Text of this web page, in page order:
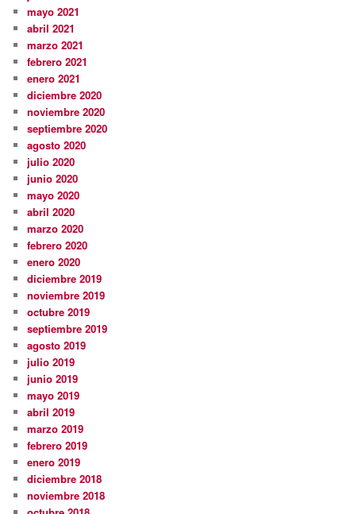
mayo 2021
abril 2021
marzo 2021
febrero 2021
enero 2021
diciembre 2020
noviembre 2020
septiembre 2020
agosto 2020
julio 2020
junio 2020
mayo 2020
abril 2020
marzo 2020
febrero 2020
enero 2020
diciembre 2019
noviembre 2019
octubre 2019
septiembre 2019
agosto 2019
julio 2019
junio 2019
mayo 2019
abril 2019
marzo 2019
febrero 2019
enero 2019
diciembre 2018
noviembre 2018